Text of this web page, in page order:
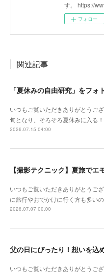
す。 https://
フォロー
関連記事
いつもご覧いただきありがとうご
旬となり、そろそろ夏休みに入る
2026.07.15 04:00
いつもご覧いただきありがとうご
に旅行やおでかけに行く方も多い
2026.07.07 00:00
いつもご覧いただきありがとうご